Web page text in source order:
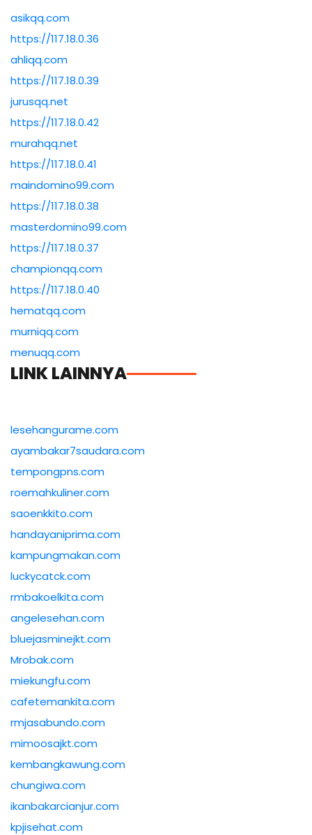
asikqq.com
https://117.18.0.36
ahliqq.com
https://117.18.0.39
jurusqq.net
https://117.18.0.42
murahqq.net
https://117.18.0.41
maindomino99.com
https://117.18.0.38
masterdomino99.com
https://117.18.0.37
championqq.com
https://117.18.0.40
hematqq.com
murniqq.com
menuqq.com
LINK LAINNYA
lesehangurame.com
ayambakar7saudara.com
tempongpns.com
roemahkuliner.com
saoenkkito.com
handayaniprima.com
kampungmakan.com
luckycatck.com
rmbakoelkita.com
angelesehan.com
bluejasminejkt.com
Mrobak.com
miekungfu.com
cafetemankita.com
rmjasabundo.com
mimoosajkt.com
kembangkawung.com
chungiwa.com
ikanbakarcianjur.com
kpjisehat.com